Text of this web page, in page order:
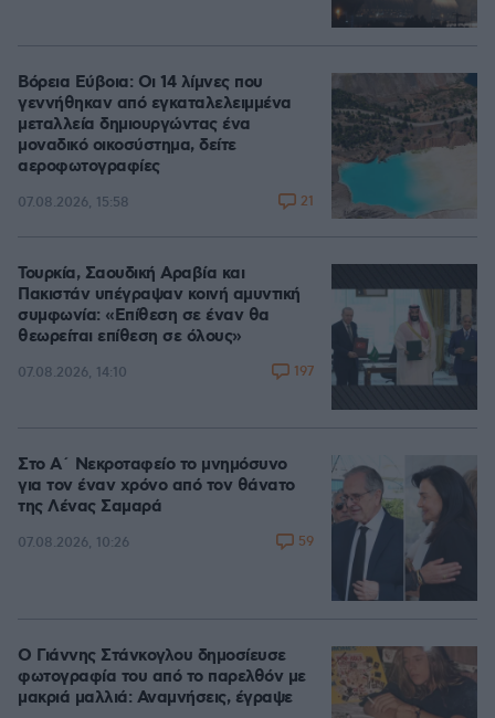
Βόρεια Εύβοια: Οι 14 λίμνες που
γεννήθηκαν από εγκαταλελειμμένα
μεταλλεία δημιουργώντας ένα
μοναδικό οικοσύστημα, δείτε
αεροφωτογραφίες
07.08.2026, 15:58 21
Τουρκία, Σαουδική Αραβία και
Πακιστάν υπέγραψαν κοινή αμυντική
συμφωνία: «Επίθεση σε έναν θα
θεωρείται επίθεση σε όλους»
07.08.2026, 14:10 197
Στο Α΄ Νεκροταφείο το μνημόσυνο
για τον έναν χρόνο από τον θάνατο
της Λένας Σαμαρά
07.08.2026, 10:26 59
Ο Γιάννης Στάνκογλου δημοσίευσε
φωτογραφία του από το παρελθόν με
μακριά μαλλιά: Αναμνήσεις, έγραψε